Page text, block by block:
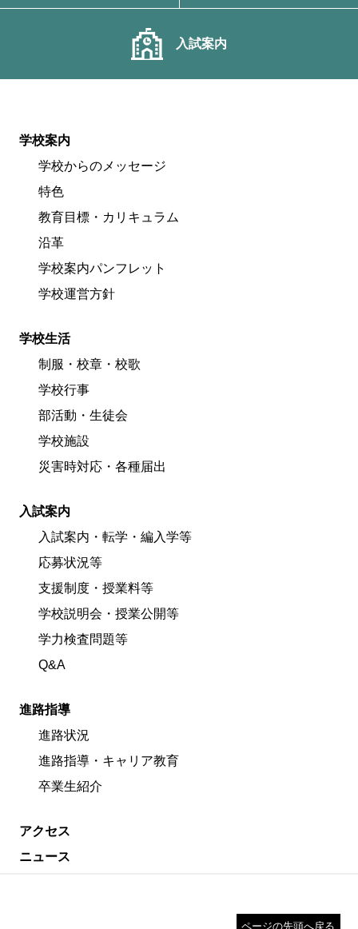
入試案内
学校案内
学校からのメッセージ
特色
教育目標・カリキュラム
沿革
学校案内パンフレット
学校運営方針
学校生活
制服・校章・校歌
学校行事
部活動・生徒会
学校施設
災害時対応・各種届出
入試案内
入試案内・転学・編入学等
応募状況等
支援制度・授業料等
学校説明会・授業公開等
学力検査問題等
Q&A
進路指導
進路状況
進路指導・キャリア教育
卒業生紹介
アクセス
ニュース
ページの先頭へ戻る